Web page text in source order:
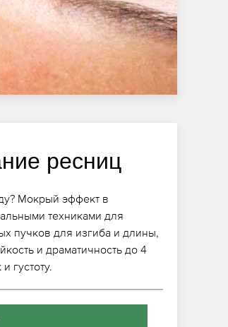
ресниц
Мокрый эффект в
техниками для
пучков для изгиба и длины,
и драматичность до 4
густоту.